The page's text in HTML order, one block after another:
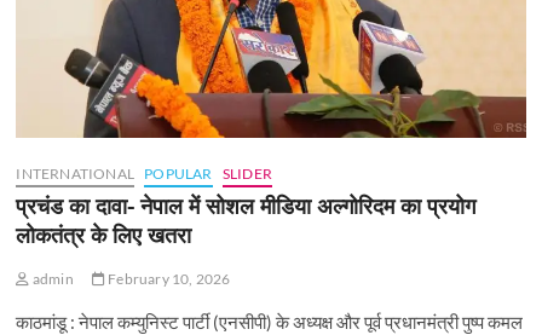
INTERNATIONAL POPULAR SLIDER
प्रचंड का दावा- नेपाल में सोशल मीडिया अल्गोरिदम का प्रयोग
लोकतंत्र के लिए खतरा
admin February 10, 2026
काठमांडू : नेपाल कम्युनिस्ट पार्टी (एनसीपी) के अध्यक्ष और पूर्व प्रधानमंत्री पुष्प कमल